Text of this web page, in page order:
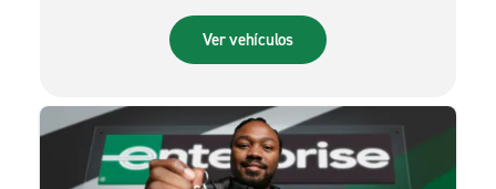
Ver vehículos